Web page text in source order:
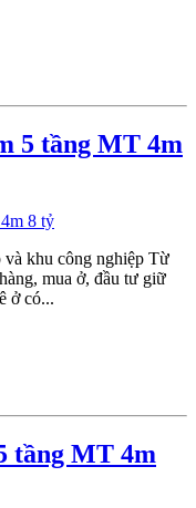
5 tầng MT 4m
khu công nghiệp Từ
mua ở, đầu tư giữ
ở có...
tầng MT 4m